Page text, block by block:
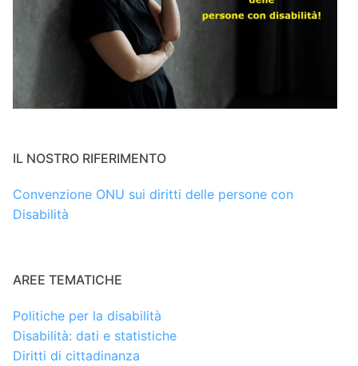
IL NOSTRO RIFERIMENTO
Convenzione ONU sui diritti delle persone con
Disabilità
AREE TEMATICHE
Politiche per la disabilità
Disabilità: dati e statistiche
Diritti di cittadinanza